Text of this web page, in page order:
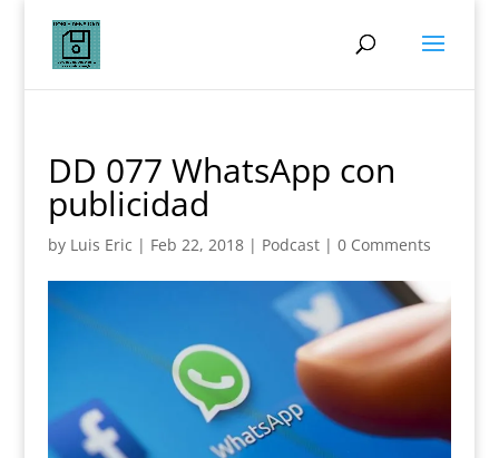
DD 077 WhatsApp con
publicidad
by Luis Eric | Feb 22, 2018| Podcast| 0 Comments